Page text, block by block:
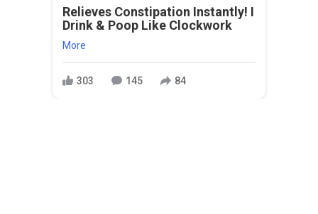
Relieves Constipation Instantly! I
Drink & Poop Like Clockwork
More
303 145 84